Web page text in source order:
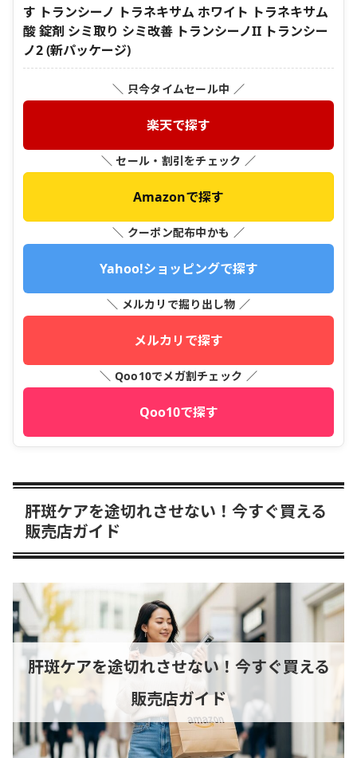
す トランシーノ トラネキサム ホワイト トラネキサム
酸 錠剤 シミ取り シミ改善 トランシーノII トランシー
ノ2 (新パッケージ)
＼ 只今タイムセール中 ／
楽天で探す
＼ セール・割引をチェック ／
Amazonで探す
＼ クーポン配布中かも ／
Yahoo!ショッピングで探す
＼ メルカリで掘り出し物 ／
メルカリで探す
＼ Qoo10でメガ割チェック ／
Qoo10で探す
肝斑ケアを途切れさせない！今すぐ買える
販売店ガイド
肝斑ケアを途切れさせない！今すぐ買える
販売店ガイド